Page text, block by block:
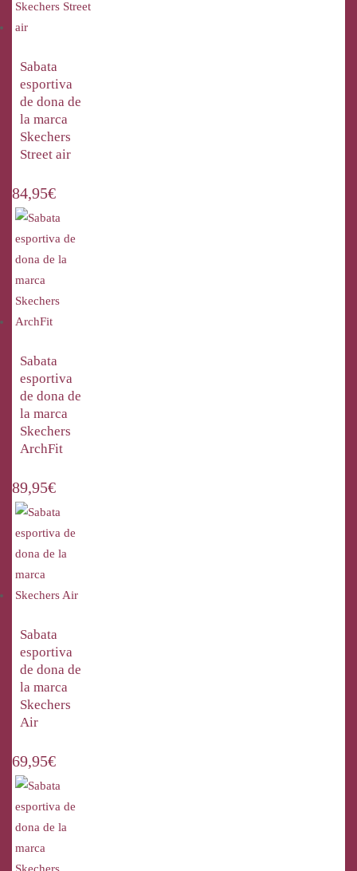
Sabata
esportiva
de dona de
la marca
Skechers
Street air
84,95€
Sabata
esportiva
de dona de
la marca
Skechers
ArchFit
89,95€
Sabata
esportiva
de dona de
la marca
Skechers
Air
69,95€